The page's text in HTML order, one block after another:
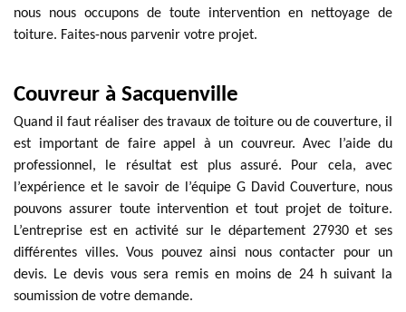
nous nous occupons de toute intervention en nettoyage de
toiture. Faites-nous parvenir votre projet.
Couvreur à Sacquenville
Quand il faut réaliser des travaux de toiture ou de couverture, il
est important de faire appel à un couvreur. Avec l’aide du
professionnel, le résultat est plus assuré. Pour cela, avec
l’expérience et le savoir de l’équipe G David Couverture, nous
pouvons assurer toute intervention et tout projet de toiture.
L’entreprise est en activité sur le département 27930 et ses
différentes villes. Vous pouvez ainsi nous contacter pour un
devis. Le devis vous sera remis en moins de 24 h suivant la
soumission de votre demande.